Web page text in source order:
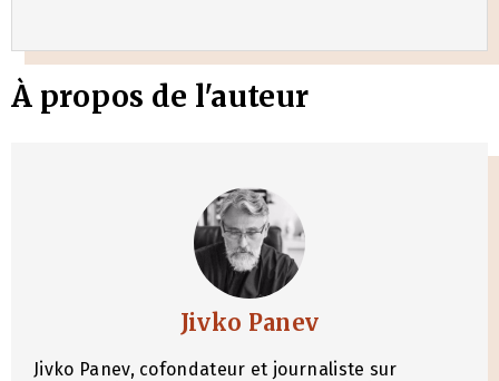
À propos de l'auteur
Jivko Panev
Jivko Panev, cofondateur et journaliste sur